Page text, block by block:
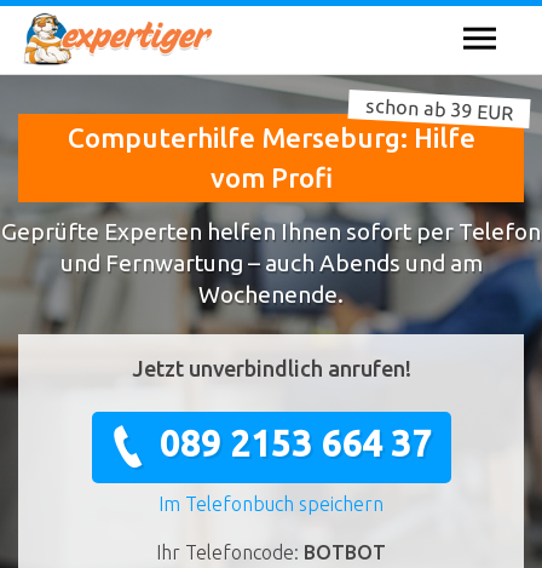
Computerhilfe Merseburg: Hilfe
vom Profi
schon ab 39 EUR
Geprüfte Experten helfen Ihnen sofort per Telefon
und Fernwartung – auch Abends und am
Wochenende.
Jetzt unverbindlich anrufen!
089 2153 664 37
Im Telefonbuch speichern
Ihr Telefoncode: BOTBOT